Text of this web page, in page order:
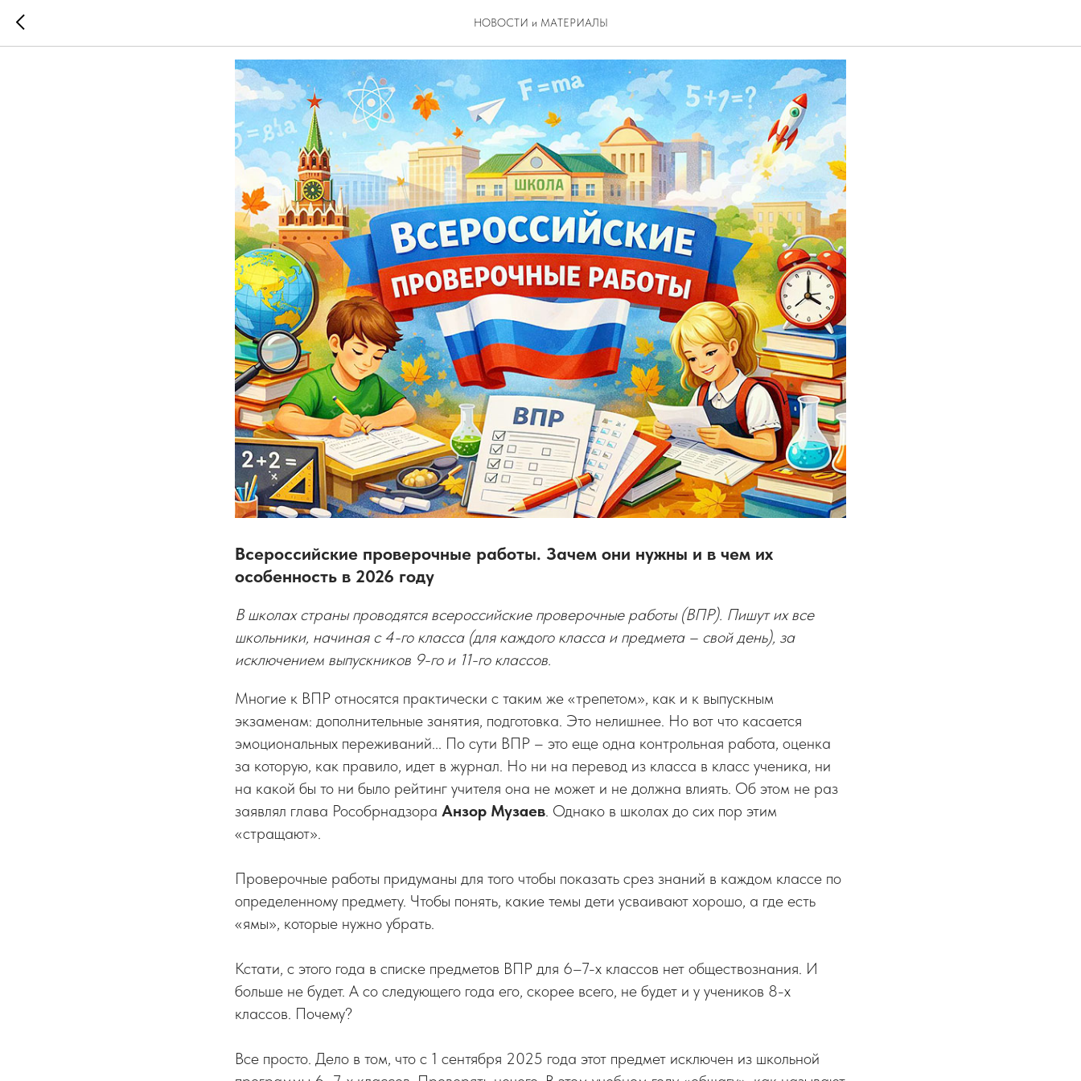
НОВОСТИ и МАТЕРИАЛЫ
«Общагу» отодвинули
Всероссийские проверочные работы. Зачем они нужны и в чем их
особенность в 2026 году
В школах страны проводятся всероссийские проверочные работы (ВПР). Пишут их все
школьники, начиная с 4-го класса (для каждого класса и предмета – свой день), за
исключением выпускников 9-го и 11-го классов.
Многие к ВПР относятся практически с таким же «трепетом», как и к выпускным
экзаменам: дополнительные занятия, подготовка. Это нелишнее. Но вот что касается
эмоциональных переживаний... По сути ВПР – это еще одна контрольная работа, оценка
за которую, как правило, идет в журнал. Но ни на перевод из класса в класс ученика, ни
на какой бы то ни было рейтинг учителя она не может и не должна влиять. Об этом не раз
заявлял глава Рособрнадзора Анзор Музаев. Однако в школах до сих пор этим
«стращают».
Проверочные работы придуманы для того чтобы показать срез знаний в каждом классе по
определенному предмету. Чтобы понять, какие темы дети усваивают хорошо, а где есть
«ямы», которые нужно убрать.
Кстати, с этого года в списке предметов ВПР для 6–7-х классов нет обществознания. И
больше не будет. А со следующего года его, скорее всего, не будет и у учеников 8-х
классов. Почему?
Все просто. Дело в том, что с 1 сентября 2025 года этот предмет исключен из школьной